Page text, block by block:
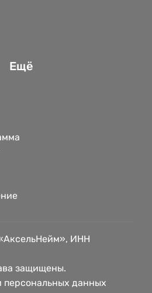
Ещё
ИНН
защищены.
персональных данных